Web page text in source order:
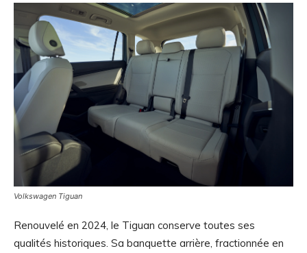
Volkswagen Tiguan
Renouvelé en 2024, le Tiguan conserve toutes ses
qualités historiques. Sa banquette arrière, fractionnée en